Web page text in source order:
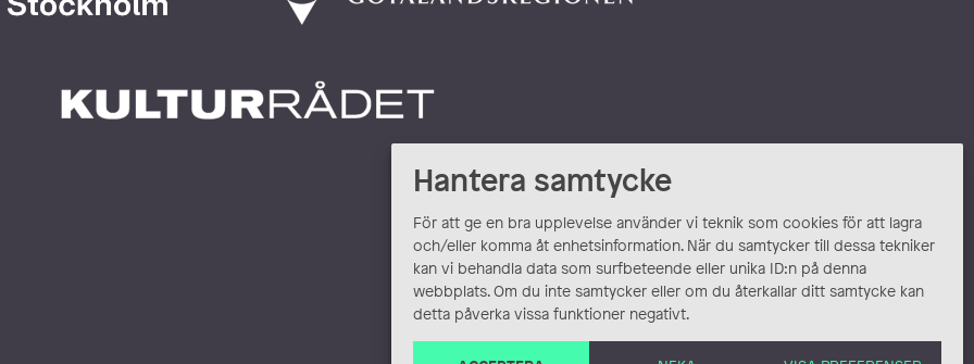
Hantera samtycke
För att ge en bra upplevelse använder vi teknik som cookies för att lagra
och/eller komma åt enhetsinformation. När du samtycker till dessa tekniker
kan vi behandla data som surfbeteende eller unika ID:n på denna
webbplats. Om du inte samtycker eller om du återkallar ditt samtycke kan
detta påverka vissa funktioner negativt.